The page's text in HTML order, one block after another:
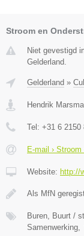
Stroom en
Niet gevestigd
Gelderland.
Gelderland »
Hendrik
Tel: +31 6 2150
E-mail ›
Website: http://
Als MfN
Buren, Buurt /
Samenwerking,